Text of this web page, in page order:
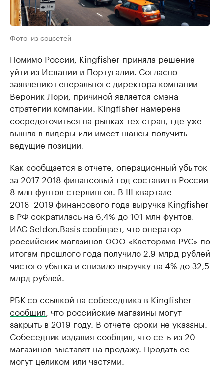
Фото: из соцсетей
Помимо России, Kingfisher приняла решение
уйти из Испании и Португалии. Согласно
заявлению генерального директора компании
Вероник Лори, причиной является смена
стратегии компании. Kingfisher намерена
сосредоточиться на рынках тех стран, где уже
вышла в лидеры или имеет шансы получить
ведущие позиции.
Как сообщается в отчете, операционный убыток
за 2017-2018 финансовый год составил в России
8 млн фунтов стерлингов. В III квартале
2018−2019 финансового года выручка Kingfisher
в РФ сократилась на 6,4% до 101 млн фунтов.
ИАС Seldon.Basis сообщает, что оператор
российских магазинов ООО «Касторама РУС» по
итогам прошлого года получило 2.9 млрд рублей
чистого убытка и снизило выручку на 4% до 32,5
млрд рублей.
РБК со ссылкой на собеседника в Kingfisher
сообщил , что российские магазины могут
закрыть в 2019 году. В отчете сроки не указаны.
Собеседник издания сообщил, что сеть из 20
магазинов выставят на продажу. Продать ее
могут целиком или частями.